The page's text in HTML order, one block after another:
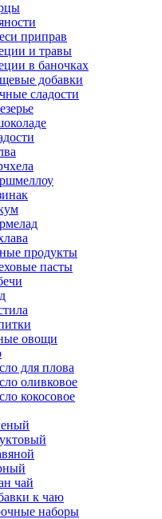
приправ
и травы
в баночках
добавки
сладости
продукты
пасты
овощи
для плова
оливковое
кокосовое
чай
к чаю
наборы